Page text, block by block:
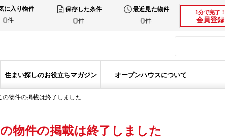
に入り物件
0件
保存した条件
0件
最近見た物件
0件
1分で完了！
会員登録
住まい探しのお役立ちマガジン オープンハウスについて
の物件の掲載は終了しました
物件の掲載は終了しました